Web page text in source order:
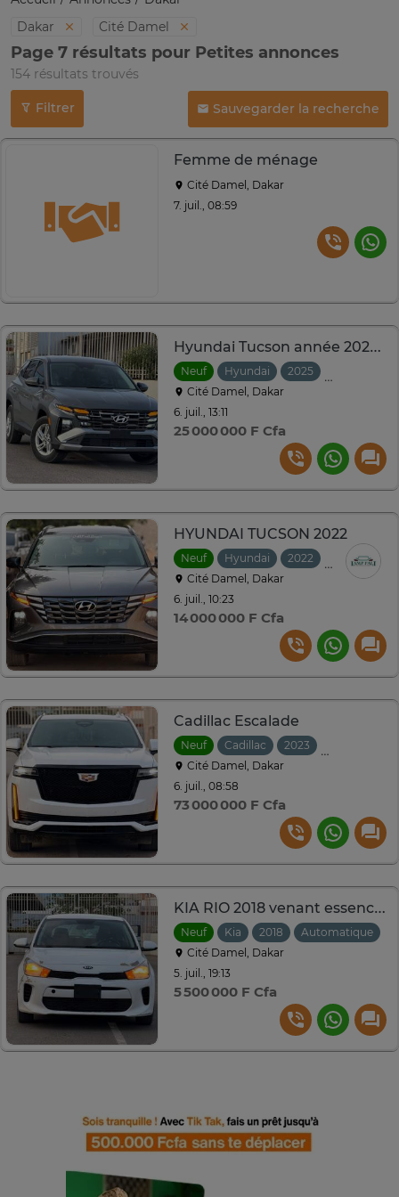
Dakar
Cité Damel
Page 7 résultats pour Petites annonces
154 résultats trouvés
Filtrer Sauvegarder la recherche
Femme de ménage
Cité Damel, Dakar
7. juil., 08:59
Hyundai Tucson année 2025 essence automatique
Neuf Hyundai 2025
Cité Damel, Dakar
6. juil., 13:11
25 000 000 F Cfa
HYUNDAI TUCSON 2022
Neuf Hyundai 2022
Cité Damel, Dakar
6. juil., 10:23
14 000 000 F Cfa
Cadillac Escalade
Neuf Cadillac 2023
Cité Damel, Dakar
6. juil., 08:58
73 000 000 F Cfa
KIA RIO 2018 venant essence automatique
Neuf Kia 2018
Automatique
Cité Damel, Dakar
5. juil., 19:13
5 500 000 F Cfa